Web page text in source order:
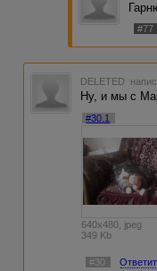
#77
DELETED
Ну, и мы с
#30.1
640x480, jpeg
349 Kb
#30